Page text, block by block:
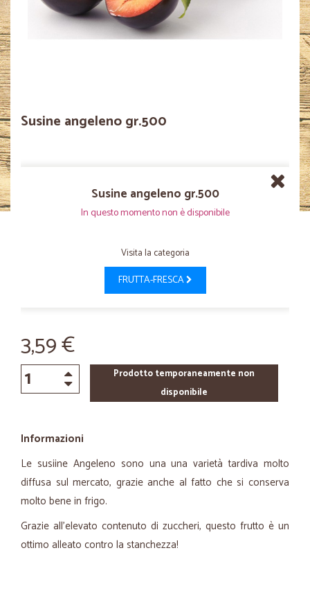
Susine angeleno gr.500
Susine angeleno gr.500
In questo momento non è disponibile
Visita la categoria
FRUTTA-FRESCA
3,59 €
Prodotto temporaneamente non
disponibile
Informazioni
Le susiine Angeleno sono una una varietà tardiva molto
diffusa sul mercato, grazie anche al fatto che si conserva
molto bene in frigo.
Grazie all'elevato contenuto di zuccheri, questo frutto è un
ottimo alleato contro la stanchezza!